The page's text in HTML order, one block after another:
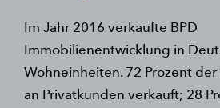
Im Jahr 2016 verkaufte BPD
Immobilienentwicklung in
Wohneinheiten. 72 Prozent
an Privatkunden verkauft; 28